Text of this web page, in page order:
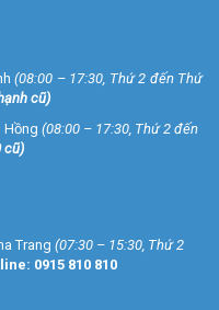
(08:00 – 17:30, Thứ 2 đến Thứ
cũ)
Hồng (08:00 – 17:30, Thứ 2 đến
cũ)
Trang (07:30 – 15:30, Thứ 2
0915 810 810